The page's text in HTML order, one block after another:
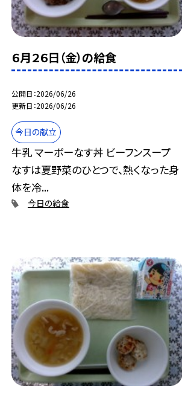
６月２６日（金）の給食
公開日 2026/06/26
更新日 2026/06/26
今日の献立
牛乳 マーボーなす丼 ビーフンスープ
なすは夏野菜のひとつで、熱くなった身
体を冷...
今日の給食